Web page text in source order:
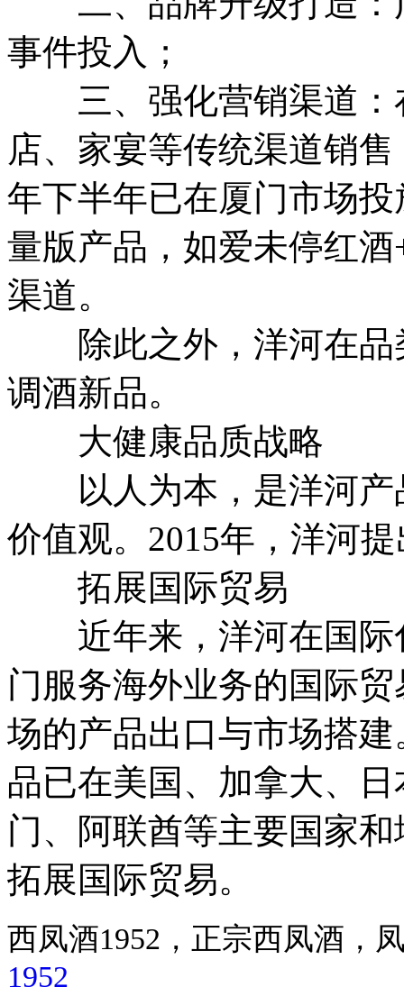
事件投入；
三、强化营销渠道：
店、家宴等传统渠道销
年下半年已在厦门市场
量版产品，如爱未停红
渠道。
除此之外，洋河在品
调酒新品。
大健康品质战略
以人为本，是洋河产
价值观。2015年，洋河
拓展国际贸易
近年来，洋河在国际
门服务海外业务的国际
场的产品出口与市场搭
品已在美国、加拿大、
门、阿联酋等主要国家
拓展国际贸易。
西凤酒1952，正宗西凤酒
1952